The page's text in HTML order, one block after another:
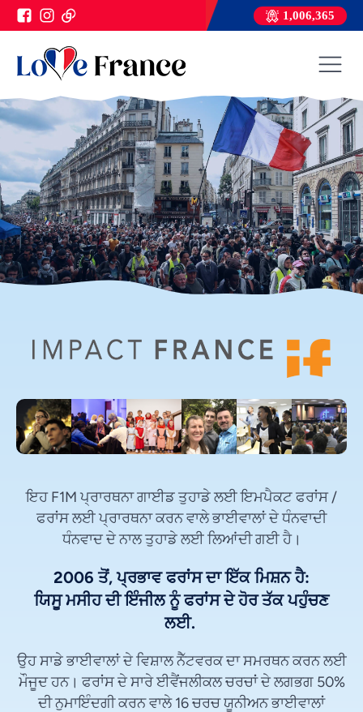
1,006,365
ਇਹ F1M ਪ੍ਰਾਰਥਨਾ ਗਾਈਡ ਤੁਹਾਡੇ ਲਈ ਇਮਪੈਕਟ ਫਰਾਂਸ /
ਫਰਾਂਸ ਲਈ ਪ੍ਰਾਰਥਨਾ ਕਰਨ ਵਾਲੇ ਭਾਈਵਾਲਾਂ ਦੇ ਧੰਨਵਾਦੀ
ਧੰਨਵਾਦ ਦੇ ਨਾਲ ਤੁਹਾਡੇ ਲਈ ਲਿਆਂਦੀ ਗਈ ਹੈ।
2006 ਤੋਂ, ਪ੍ਰਭਾਵ ਫਰਾਂਸ ਦਾ ਇੱਕ ਮਿਸ਼ਨ ਹੈ:
ਯਿਸੂ ਮਸੀਹ ਦੀ ਇੰਜੀਲ ਨੂੰ ਫਰਾਂਸ ਦੇ ਹੋਰ ਤੱਕ ਪਹੁੰਚਣ
ਲਈ.
ਉਹ ਸਾਡੇ ਭਾਈਵਾਲਾਂ ਦੇ ਵਿਸ਼ਾਲ ਨੈੱਟਵਰਕ ਦਾ ਸਮਰਥਨ ਕਰਨ ਲਈ
ਮੌਜੂਦ ਹਨ। ਫਰਾਂਸ ਦੇ ਸਾਰੇ ਈਵੈਂਜਲੀਕਲ ਚਰਚਾਂ ਦੇ ਲਗਭਗ 50%
ਦੀ ਨੁਮਾਇੰਦਗੀ ਕਰਨ ਵਾਲੇ 16 ਚਰਚ ਯੂਨੀਅਨ ਭਾਈਵਾਲਾਂ